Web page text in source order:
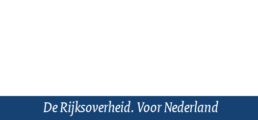
De Rijksoverheid. Voor Nederland